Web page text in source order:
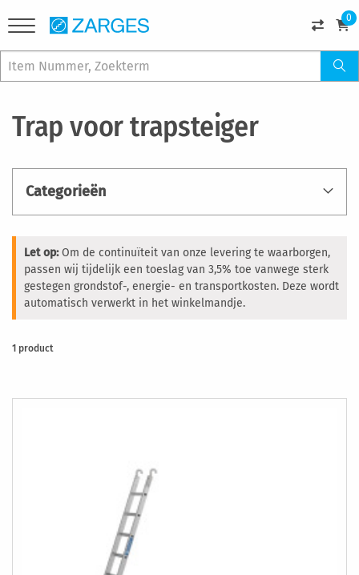
0
Trap voor trapsteiger
Let op:Om de continuïteit van onze levering te waarborgen,
passen wij tijdelijk een toeslag van 3,5% toe vanwege sterk
gestegen grondstof-, energie- en transportkosten. Deze wordt
automatisch verwerkt in het winkelmandje.
1 product
Categorieën